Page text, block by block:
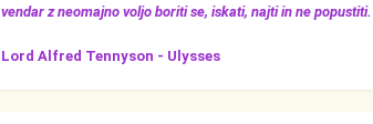
vendar z neomajno voljo boriti se, iskati, najti in ne popustiti.
Lord Alfred Tennyson - Ulysses